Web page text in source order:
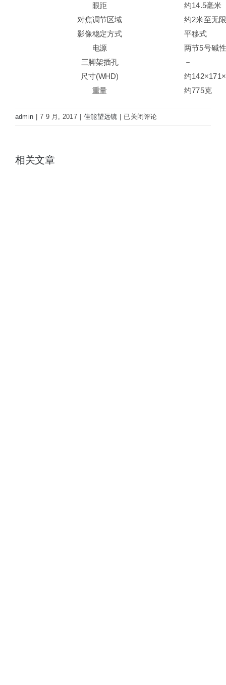
眼距
约14.5毫米
对焦调节区域
约2米至无
影像稳定方式
平移式
电源
两节5号碱
三脚架插孔
－
尺寸(WHD)
约
重量
约775克
admin | 7 9 月, 2017 | 佳能望远镜 | CANON
已关闭评论
相关文章